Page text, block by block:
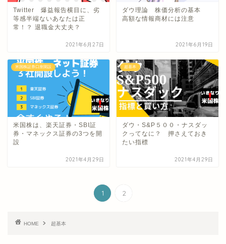
Twitter 爆益報告横目に、劣
等感半端ないあなたは正
常！？ 退職金大丈夫？
2021年6月27日
ダウ理論 株価分析の基本
高額な情報商材には注意
2021年6月19日
米国株証券口座開設
米国株は、楽天証券・SBI証
券・マネックス証券の3つを開
設
2021年4月29日
超基本
ダウ・S&P５００・ナスダッ
クってなに？ 押さえておき
たい指標
2021年4月29日
1 2
HOME 超基本